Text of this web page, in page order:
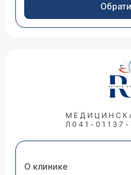
Л041-
О клинике